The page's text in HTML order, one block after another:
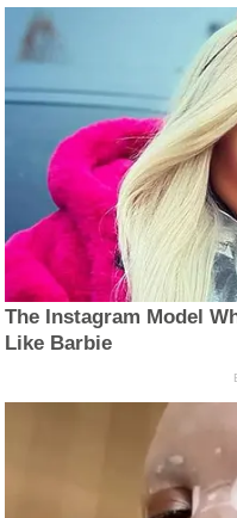
The Instagram Model
Like Barbie